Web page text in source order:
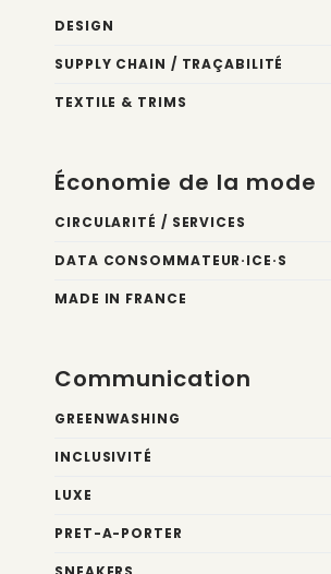
DESIGN
SUPPLY CHAIN / TRAÇABILITÉ
TEXTILE & TRIMS
Économie de la mode
CIRCULARITÉ / SERVICES
DATA CONSOMMATEUR·ICE·S
MADE IN FRANCE
Communication
GREENWASHING
INCLUSIVITÉ
LUXE
PRET-A-PORTER